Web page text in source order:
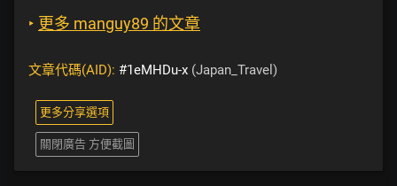
‣ 更多 manguy89 的文章
文章代碼(AID): #1eMHDu-x (Japan_Travel)
更多分享選項
關閉廣告 方便截圖